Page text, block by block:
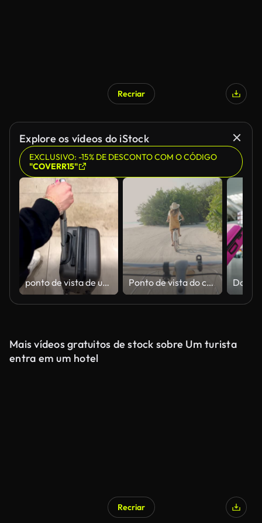
Recriar
Explore os vídeos do iStock
EXCLUSIVO: -15% DE DESCONTO COM O CÓDIGO
"COVERR15"
ponto de vista de uma mão carregando uma mala de rodas Ponto de vista do casal pedalando em ilha tropical em torno de resort de luxo nas Maldivas
Mais vídeos gratuitos de stock sobre Um turista
entra em um hotel
Recriar